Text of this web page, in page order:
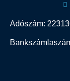
Adószám: